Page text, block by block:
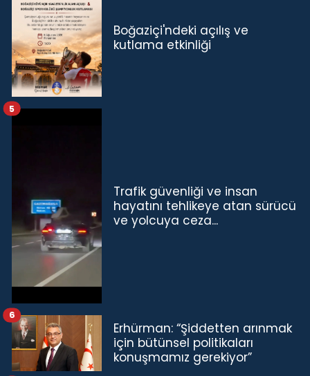
Boğaziçi'ndeki açılış ve
kutlama etkinliği
Trafik güvenliği ve insan
hayatını tehlikeye atan sürücü
ve yolcuya ceza...
5
Erhürman: “Şiddetten arınmak
için bütünsel politikaları
konuşmamız gerekiyor”
6